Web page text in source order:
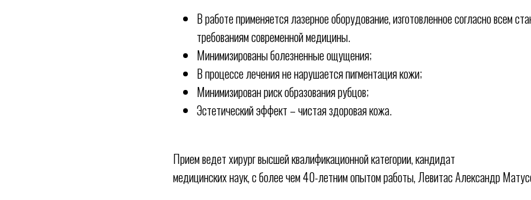
В работе применяется лазерное оборудование, изготовленное согласно всем
требованиям современной медицины.
Минимизированы болезненные ощущения;
В процессе лечения не нарушается пигментация кожи;
Минимизирован риск образования рубцов;
Эстетический эффект – чистая здоровая кожа.
Прием ведет хирург высшей квалификационной категории, кандидат
медицинских наук, с более чем 40-летним опытом работы, Левитас Александр